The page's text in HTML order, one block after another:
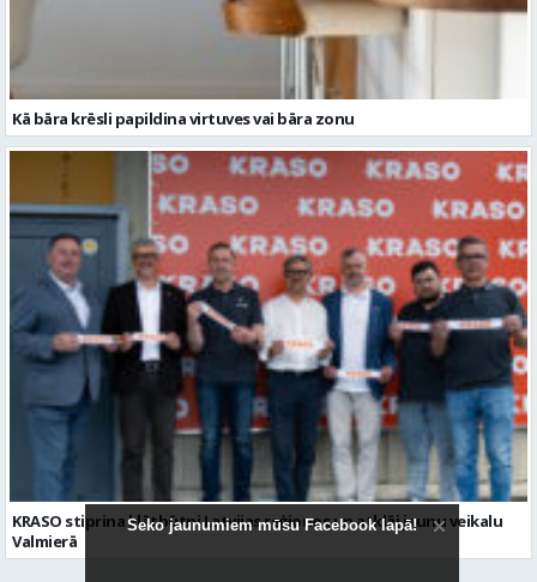
Kā bāra krēsli papildina virtuves vai bāra zonu
KRASO stiprina klātbūtni Latvijas reģionos un atklāj jaunu veikalu
Valmierā
Seko jaunumiem mūsu Facebook lapā!